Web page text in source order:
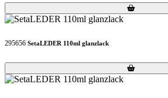
Loading...
Loading...
295656 SetaLEDER 110ml glanzlack
Loading...
Loading...